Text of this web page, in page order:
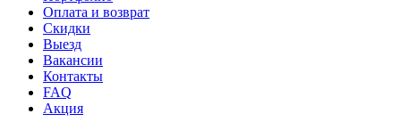
Оплата и возврат
Скидки
Выезд
Вакансии
Контакты
FAQ
Акция